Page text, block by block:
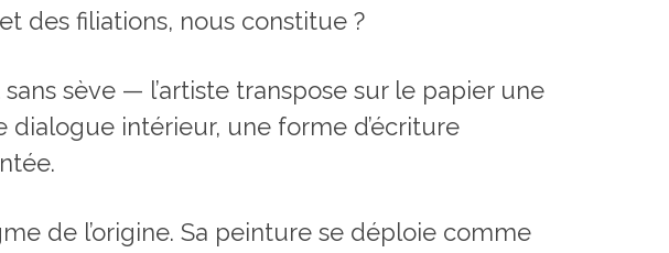
des filiations, nous constitue ?
sève — l’artiste transpose sur le papier une
intérieur, une forme d’écriture
de l’origine. Sa peinture se déploie comme